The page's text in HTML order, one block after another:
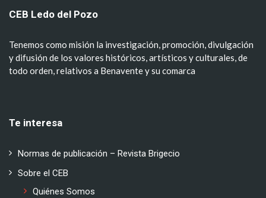
CEB Ledo del Pozo
Tenemos como misión la investigación, promoción, divulgación
y difusión de los valores históricos, artísticos y culturales, de
todo orden, relativos a Benavente y su comarca
Te interesa
Normas de publicación – Revista Brigecio
Sobre el CEB
Quiénes Somos